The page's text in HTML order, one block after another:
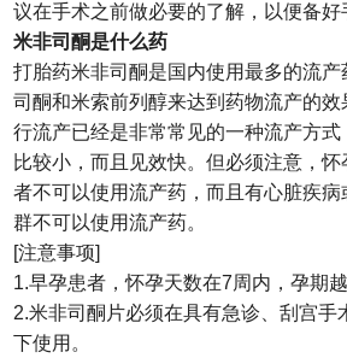
议在手术之前做必要的了解，以便备好
米非司酮是什么药
打胎药米非司酮是国内使用最多的流
司酮和米索前列醇来达到药物流产的
行流产已经是非常常见的一种流产方
比较小，而且见效快。但必须注意，
者不可以使用流产药，而且有心脏疾病
群不可以使用流产药。
[注意事项]
1.早孕患者，怀孕天数在7周内，孕期
2.米非司酮片必须在具有急诊、刮宫手
下使用。